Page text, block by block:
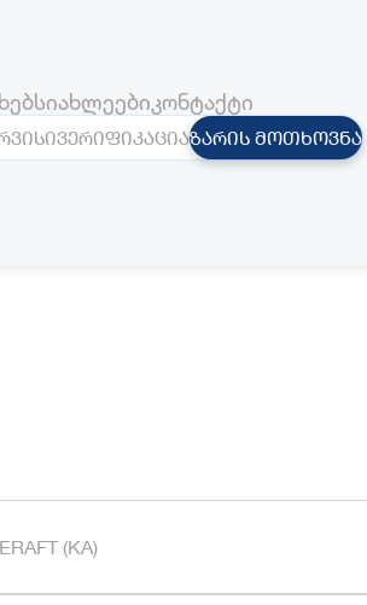
სიახლეებიკონტაქტი
ვერიფიკაციაზარის მოთხოვნა
(KA)